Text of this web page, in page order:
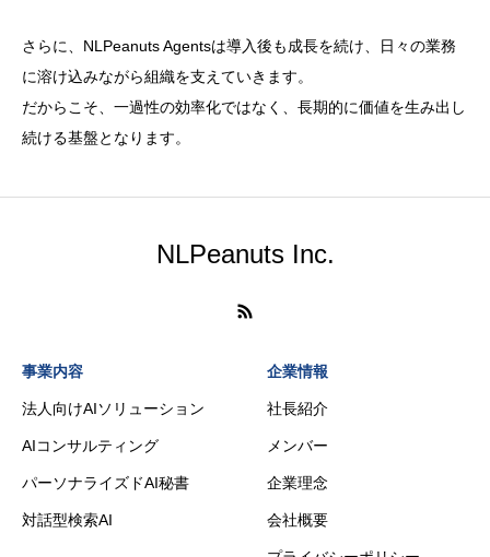
さらに、NLPeanuts Agentsは導入後も成長を続け、日々の業務
に溶け込みながら組織を支えていきます。
だからこそ、一過性の効率化ではなく、長期的に価値を生み出し
続ける基盤となります。
NLPeanuts Inc.
事業内容
法人向けAIソリューション
AIコンサルティング
パーソナライズドAI秘書
対話型検索AI
企業情報
社長紹介
メンバー
企業理念
会社概要